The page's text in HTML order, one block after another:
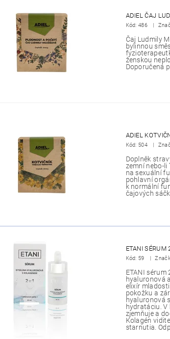
ADIEL ČAJ
Kód:486
Čaj Ludmily
bylinnou
ženskou
Doporučená
ADIEL
Kód: 504
Doplněk
zemní nebo-
na sexuální
pohlavní
k normální
čajových
ETANI SÉRUM
Kód: 59
ETANI
hyaluronová
elixír
pokožku a
hyaluronová
hydratáciu.
zjemňuje a
Kolagén
starnutia.